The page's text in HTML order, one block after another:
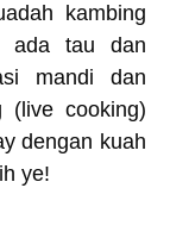
kambing
ada tau dan
mandi dan
(live cooking)
dengan kuah
ye!